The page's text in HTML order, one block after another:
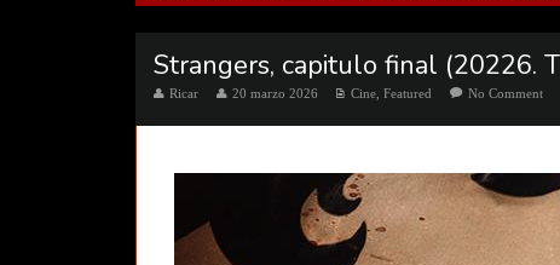
Strangers, capitulo final (20226.
Ricar 20 marzo 2026 Cine ,Featured No Comment